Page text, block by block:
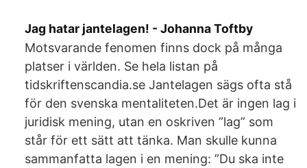
Jag hatar jantelagen! - Johanna Toftby
Motsvarande fenomen finns dock på många
platser i världen. Se hela listan på
tidskriftenscandia.se Jantelagen sägs ofta stå
för den svenska mentaliteten.Det är ingen lag i
juridisk mening, utan en oskriven ”lag” som
står för ett sätt att tänka. Man skulle kunna
sammanfatta lagen i en mening: ”Du ska inte